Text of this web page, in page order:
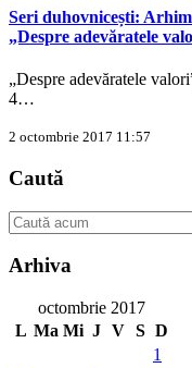
Seri duhovnicești:
„Despre adevăratele
„Despre adevăratele
4…
2 octombrie 2017 11:57
Caută
Arhiva
octombrie 2017
L Ma Mi J V S D
1